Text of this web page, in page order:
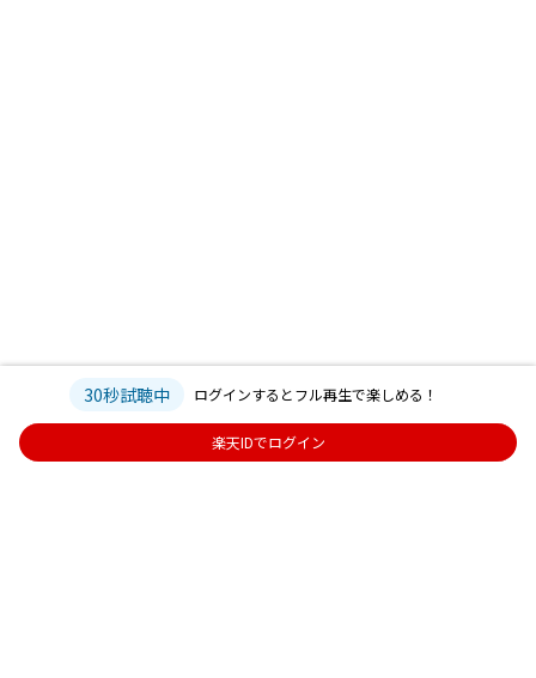
30秒試聴中 ログインするとフル再生で楽しめる！
楽天IDでログイン